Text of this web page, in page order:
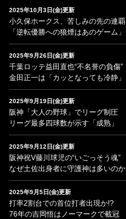
2025年10月3日(金)更新
小久保ホークス、苦しみの先の連覇
「逆転優勝への狼煙はあのゲーム」
2025年9月26日(金)更新
千葉ロッテ益田直也“不名誉の負傷”
金田正一は「カッとなっても冷静」
2025年9月19日(金)更新
阪神「大人の野球」でリーグ制圧
リーグ最多四球数が示す「成熟」
2025年9月12日(金)更新
阪神祝V藤川球児の“いごっそう魂”
なぜ土佐出身者に守護神は多いのか
2025年9月5日(金)更新
打率2割台での首位打者出現か!?
76年の吉岡悟はノーマークで載冠